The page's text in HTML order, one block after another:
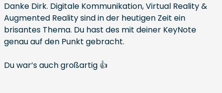
Danke Dirk. Digitale Kommunikation, Virtual Reality &
Augmented Reality sind in der heutigen Zeit ein
brisantes Thema. Du hast des mit deiner KeyNote
genau auf den Punkt gebracht.
Du war’s auch großartig 👍